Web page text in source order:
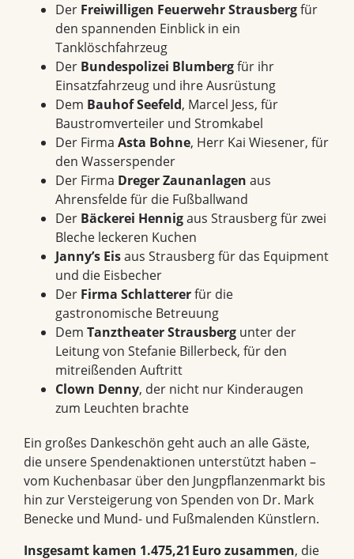
Der Freiwilligen Feuerwehr Strausbergfür
den spannenden Einblick in ein
Tanklöschfahrzeug
Der Bundespolizei Blumbergfür ihr
Einsatzfahrzeug und ihre Ausrüstung
Dem Bauhof Seefeld, Marcel Jess, für
Baustromverteiler und Stromkabel
Der Firma Asta Bohne, Herr Kai Wiesener, für
den Wasserspender
Der Firma Dreger Zaunanlagen aus
Ahrensfelde für die Fußballwand
Der Bäckerei Hennigaus Strausberg für zwei
Bleche leckeren Kuchen
Janny’s Eisaus Strausberg für das Equipment
und die Eisbecher
Der Firma Schlattererfür die
gastronomische Betreuung
Dem Tanztheater Strausberg unter der
Leitung von Stefanie Billerbeck, für den
mitreißenden Auftritt
Clown Denny, der nicht nur Kinderaugen
zum Leuchten brachte
Ein großes Dankeschön geht auch an alle Gäste,
die unsere Spendenaktionen unterstützt haben –
vom Kuchenbasar über den Jungpflanzenmarkt bis
hin zur Versteigerung von Spenden von Dr. Mark
Benecke und Mund- und Fußmalenden Künstlern.
Insgesamt kamen 1.475,21 Euro zusammen, die